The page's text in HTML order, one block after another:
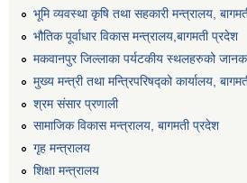
भूमि व्यवस्था कृषि तथा सहकारी मन्त्रालय,
भौतिक पूर्वाधार विकास मन्त्रालय,बागमती प्रदेश
मकवानपुर जिल्लाका पर्यटकीय स्थलहरुको
मुख्य मन्त्री तथा मन्त्रिपरिषद्को कार्यालय,
श्रम संसार प्रणाली
सामाजिक विकास मन्त्रालय, बागमती प्रदेश
गृह मन्त्रालय
शिक्षा मन्त्रालय